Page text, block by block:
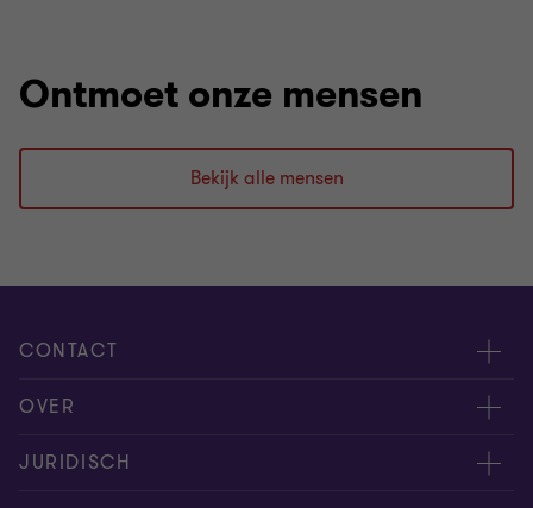
Ontmoet onze mensen
Bekijk alle mensen
CONTACT
Evenementen
Neem contact op
OVER
Carrière
JURIDISCH